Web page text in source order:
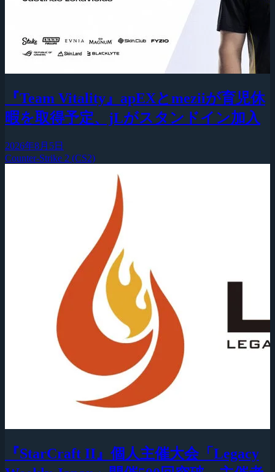
『Team Vitality』apEXとmeziiが育児休
暇を取得予定、jLがスタンドイン加入
2026年8月5日
Counter-Strike 2 (CS2)
『StarCraft II』個人主催大会「Legacy